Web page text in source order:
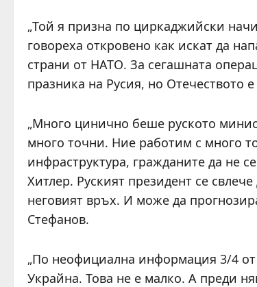
„Той я призна по циркаджийски
говореха откровено как искат да
страни от НАТО. За сегашната
празника на Русия, но Отечеството
„Много цинично беше руското
много точни. Ние работим с много
инфраструктура, гражданите да не
Хитлер. Руският президент се
неговият връх. И може да
Стефанов.
„По неофициална информация 3/4 от
Украйна. Това не е малко. А преди